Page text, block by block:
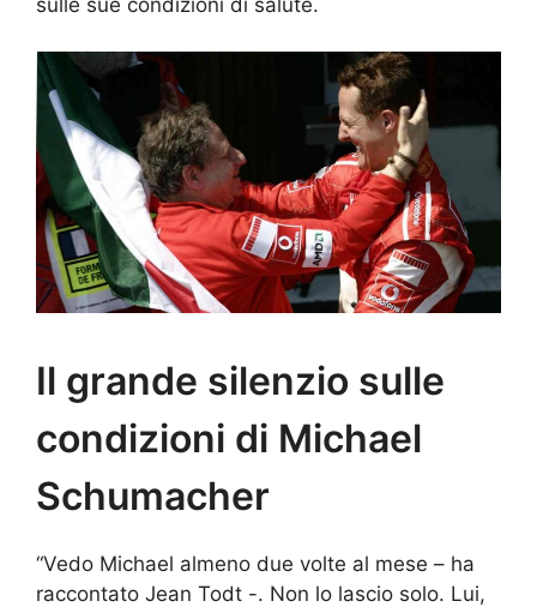
sulle sue condizioni di salute.
Il grande silenzio sulle
condizioni di Michael
Schumacher
“Vedo Michael almeno due volte al mese – ha
raccontato Jean Todt -. Non lo lascio solo. Lui,